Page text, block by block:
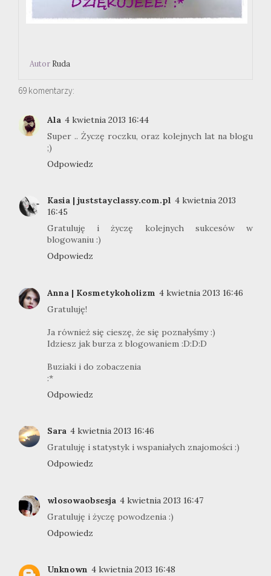
Autor Ruda
69 komentarzy:
Ala 4 kwietnia 2013 16:44
Super .. Życzę roczku, oraz kolejnych lat na blogu
;)
Odpowiedz
Kasia | juststayclassy.com.pl 4 kwietnia 2013
16:45
Gratuluję i życzę kolejnych sukcesów w
blogowaniu :)
Odpowiedz
Anna | Kosmetykoholizm 4 kwietnia 2013 16:46
Gratuluję!
Ja również się cieszę, że się poznałyśmy :)
Idziesz jak burza z blogowaniem :D:D:D
Buziaki i do zobaczenia
:*
Odpowiedz
Sara 4 kwietnia 2013 16:46
Gratuluję i statystyk i wspaniałych znajomości :)
Odpowiedz
wlosowaobsesja 4 kwietnia 2013 16:47
Gratuluję i życzę powodzenia :)
Odpowiedz
Unknown 4 kwietnia 2013 16:48